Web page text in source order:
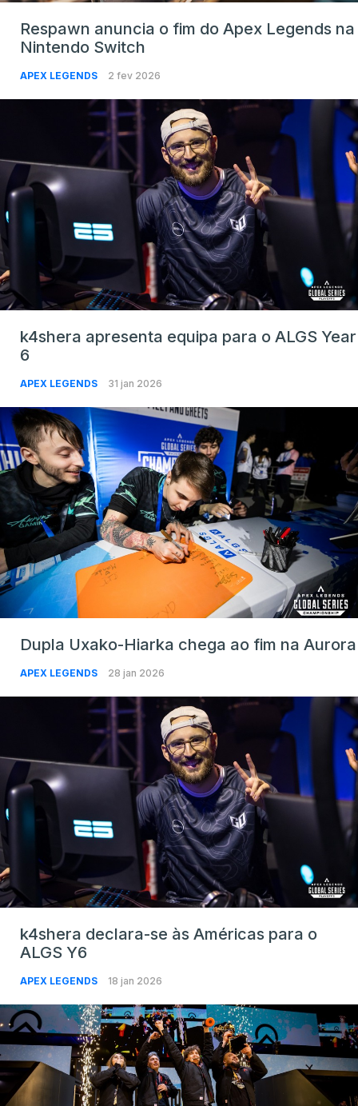
Respawn anuncia o fim do Apex Legends na
Nintendo Switch
APEX LEGENDS 2 fev 2026
k4shera apresenta equipa para o ALGS Year
6
APEX LEGENDS 31 jan 2026
Dupla Uxako-Hiarka chega ao fim na Aurora
APEX LEGENDS 28 jan 2026
k4shera declara-se às Américas para o
ALGS Y6
APEX LEGENDS 18 jan 2026